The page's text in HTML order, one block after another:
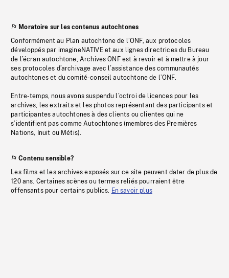
Moratoire sur les contenus autochtones
Conformément au Plan autochtone de l’ONF, aux protocoles
développés par imagineNATIVE et aux lignes directrices du Bureau
de l’écran autochtone, Archives ONF est à revoir et à mettre à jour
ses protocoles d’archivage avec l’assistance des communautés
autochtones et du comité-conseil autochtone de l’ONF.
Entre-temps, nous avons suspendu l’octroi de licences pour les
archives, les extraits et les photos représentant des participants et
participantes autochtones à des clients ou clientes qui ne
s’identifient pas comme Autochtones (membres des Premières
Nations, Inuit ou Métis).
Contenu sensible?
Les films et les archives exposés sur ce site peuvent dater de plus de
120 ans. Certaines scènes ou termes reliés pourraient être
offensants pour certains publics. En savoir plus